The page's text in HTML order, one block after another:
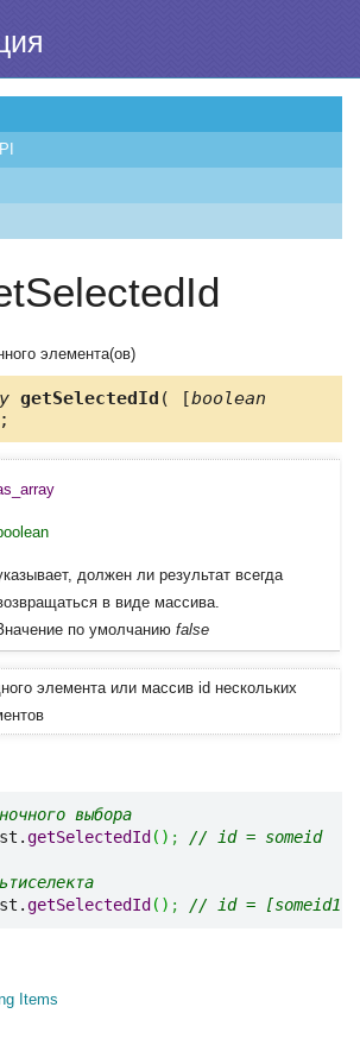
элемента(ов)
getSelectedId ( [boolean
должен ли результат всегда
в виде массива.
по умолчаниюfalse
элемента или массив id нескольких
выбора
getSelectedId ( ) ; // id = someid
getSelectedId ( ) ; // id = [someid1,
Items